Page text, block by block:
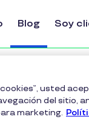
Blog Soy
de
usted
del sitio,
marketing.